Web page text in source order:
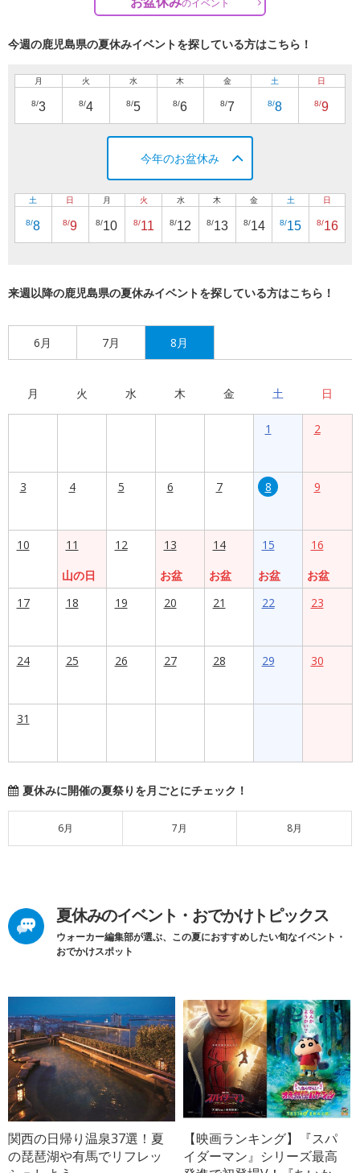
今週の鹿児島県の夏休みイベントを探している方はこちら！
月
8/3
火
8/4
水
8/5
木
8/6
金
8/7
土
8/8
日
8/9
今年のお盆休み
土
8/8
日
8/9
月
8/10
火
8/11
水
8/12
木
8/13
金
8/14
土
8/15
日
8/16
来週以降の鹿児島県の夏休みイベントを探している方はこちら！
6月 7月 8月
月 火 水 木 金 土 日
1 2
3 4 5 6 7 8 9
10
11
山の日
12
13
お盆
14
お盆
15
お盆
16
お盆
17
18 19 20 21 22 23
24 25 26 27 28 29 30
31
夏休みに開催の夏祭りを月ごとにチェック！
6月 7月 8月
夏休みのイベント・おでかけトピックス
ウォーカー編集部が選ぶ、この夏におすすめしたい旬なイベント・
おでかけスポット
関西の日帰り温泉37選！夏
の琵琶湖や有馬でリフレッ
【映画ランキング】『スパ
イダーマン』シリーズ最高